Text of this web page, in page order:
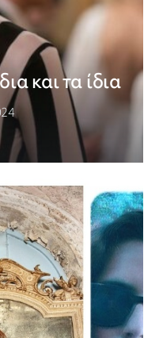
και τα ίδια